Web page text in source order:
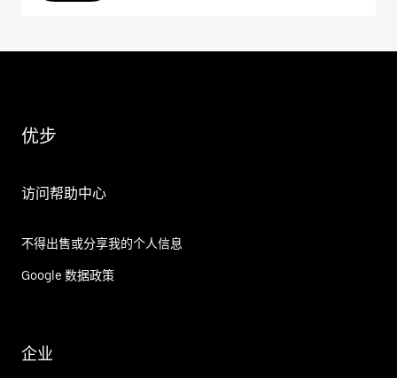
优步
访问帮助中心
不得出售或分享我的个人信息
Google 数据政策
企业